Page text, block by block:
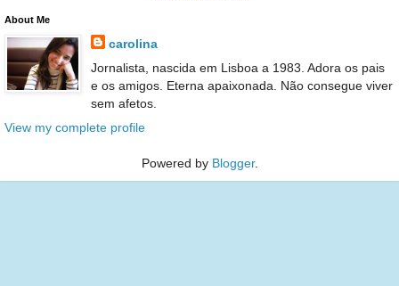
About Me
carolina
Jornalista, nascida em Lisboa a 1983. Adora os pais
e os amigos. Eterna apaixonada. Não consegue viver
sem afetos.
View my complete profile
Powered by Blogger.